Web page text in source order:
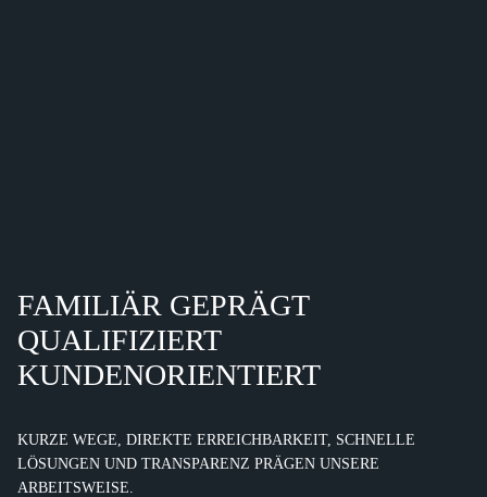
FAMILIÄR GEPRÄGT
QUALIFIZIERT
KUNDENORIENTIERT
KURZE WEGE, DIREKTE ERREICHBARKEIT, SCHNELLE
LÖSUNGEN UND TRANSPARENZ PRÄGEN UNSERE
ARBEITSWEISE.